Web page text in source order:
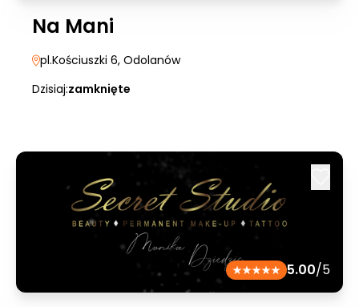
Na Mani
pl.Kościuszki 6, Odolanów
Dzisiaj:zamknięte
5.00/5